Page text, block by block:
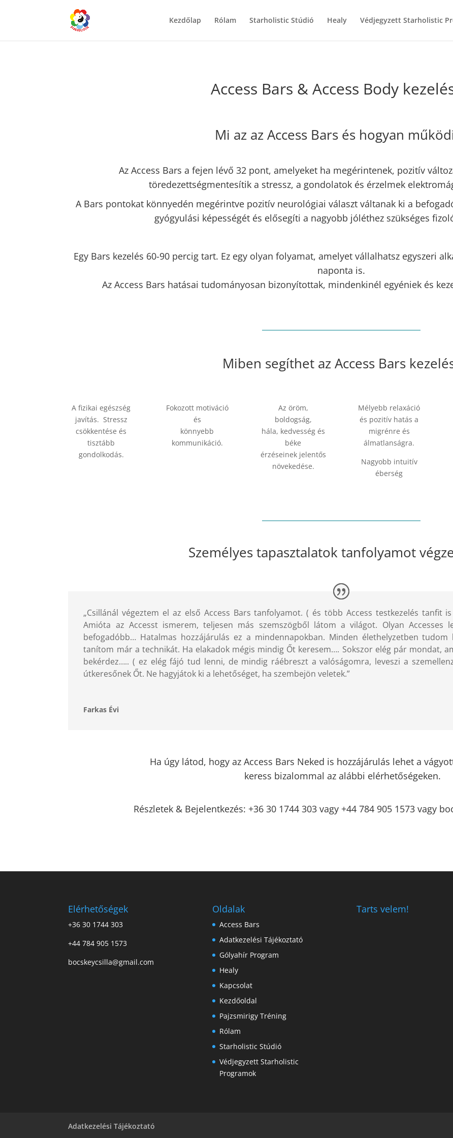
Kezdőlap Rólam Starholistic Stúdió Healy Védjegyzett Starholistic
Access Bars & Access Body
Mi az az Access Bars és hogyan
Az Access Bars a fejen lévő 32 pont, amelyeket ha megérintenek, pozitív
töredezettségmentesítik a stressz, a gondolatok és érzelmek
A Bars pontokat könnyedén megérintve pozitív neurológiai választ váltanak ki a
gyógyulási képességét és elősegíti a nagyobb jóléthez szükséges
Egy Bars kezelés 60-90 percig tart. Ez egy olyan folyamat, amelyet vállalhatsz egyszeri
naponta is.
Az Access Bars hatásai tudományosan bizonyítottak, mindenkinél egyéniek és
Miben segíthet az Access Bars
A fizikai egészség
javítás. Stressz
csökkentése és
tisztább
gondolkodás.
Fokozott motiváció
és
könnyebb
kommunikáció.
Az öröm,
boldogság,
hála, kedvesség és
béke
érzéseinek jelentős
növekedése.
Mélyebb relaxáció
és pozitív hatás a
migrénre és
álmatlanságra.
Nagyobb intuitív
éberség
Személyes tapasztalatok tanfolyamot
„Csillánál végeztem el az első Access Bars tanfolyamot. ( és több Access testkezelés tanfit
Amióta az Accesst ismerem, teljesen más szemszögből látom a világot. Olyan Accesses
befogadóbb… Hatalmas hozzájárulás ez a mindennapokban. Minden élethelyzetben
tanítom már a technikát. Ha elakadok mégis mindig Őt keresem…. Sokszor elég pár mondat,
bekérdez….. ( ez elég fájó tud lenni, de mindig ráébreszt a valóságomra, leveszi a
útkeresőnek Őt. Ne hagyjátok ki a lehetőséget, ha szembejön veletek.”
Farkas Évi
Ha úgy látod, hogy az Access Bars Neked is hozzájárulás lehet a
keress bizalommal az alábbi elérhetőségeken.
Részletek & Bejelentkezés: +36 30 1744 303 vagy +44 784 905 1573 vagy
Elérhetőségek
+36 30 1744 303
+44 784 905 1573
bocskeycsilla@gmail.com
Oldalak
Access Bars
Adatkezelési Tájékoztató
Gólyahír Program
Healy
Kapcsolat
Kezdőoldal
Pajzsmirigy Tréning
Rólam
Starholistic Stúdió
Védjegyzett Starholistic
Programok
Tarts velem!
Adatkezelési Tájékoztató